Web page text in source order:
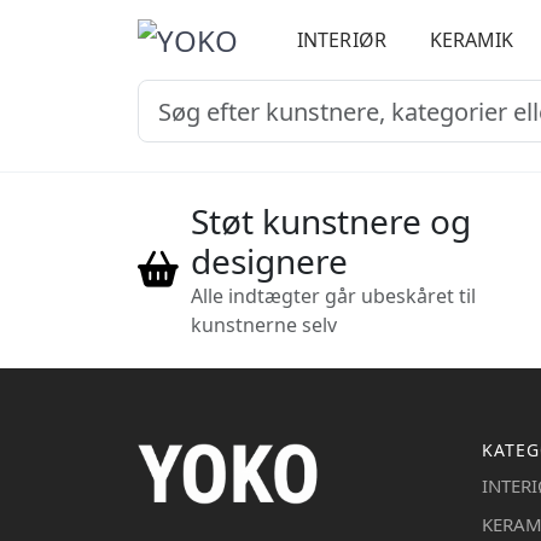
INTERIØR KERAMIK
Støt kunstnere og
designere
Alle indtægter går ubeskåret til
kunstnerne selv